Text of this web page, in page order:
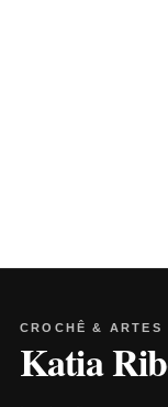
CROCHÊ & ARTES
Katia